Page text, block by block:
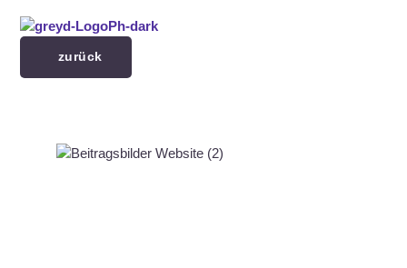
zurück